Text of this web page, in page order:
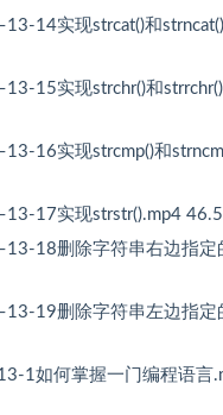
14实现strcat()和
15实现strchr()和
16实现strcmp()和
17实现strstr().mp4
18删除字符串右边指定
19删除字符串左边指定
1如何掌握一门编程语言